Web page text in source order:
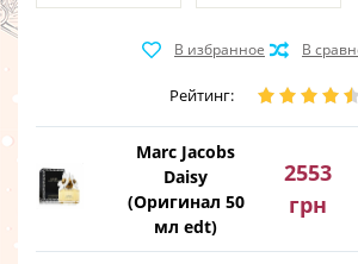
Рейтинг:
Marc Jacobs
Daisy
(Оригинал 50
мл edt)
2553
грн